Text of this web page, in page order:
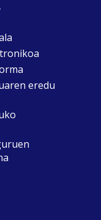
eredu